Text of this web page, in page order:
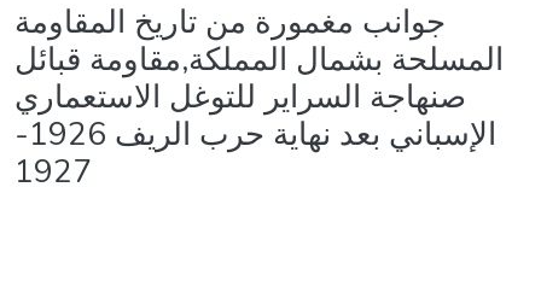
جوانب مغمورة من تاريخ المقاومة
المسلحة بشمال المملكة,مقاومة قبائل
صنهاجة السراير للتوغل الاستعماري
الإسباني بعد نهاية حرب الريف 1926-
1927